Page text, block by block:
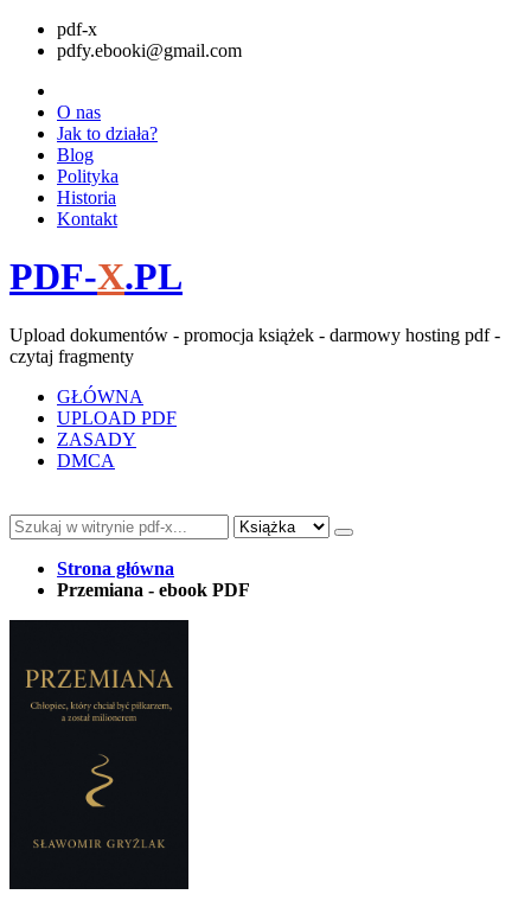
pdf-x
pdfy.ebooki@gmail.com
O nas
Jak to działa?
Blog
Polityka
Historia
Kontakt
PDF-X.PL
Upload dokumentów - promocja książek - darmowy hosting pdf -
czytaj fragmenty
GŁÓWNA
UPLOAD PDF
ZASADY
DMCA
Strona główna
Przemiana - ebook PDF